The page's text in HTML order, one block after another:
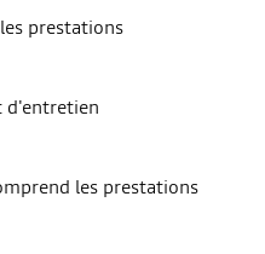
prestations
d'entretien
les prestations